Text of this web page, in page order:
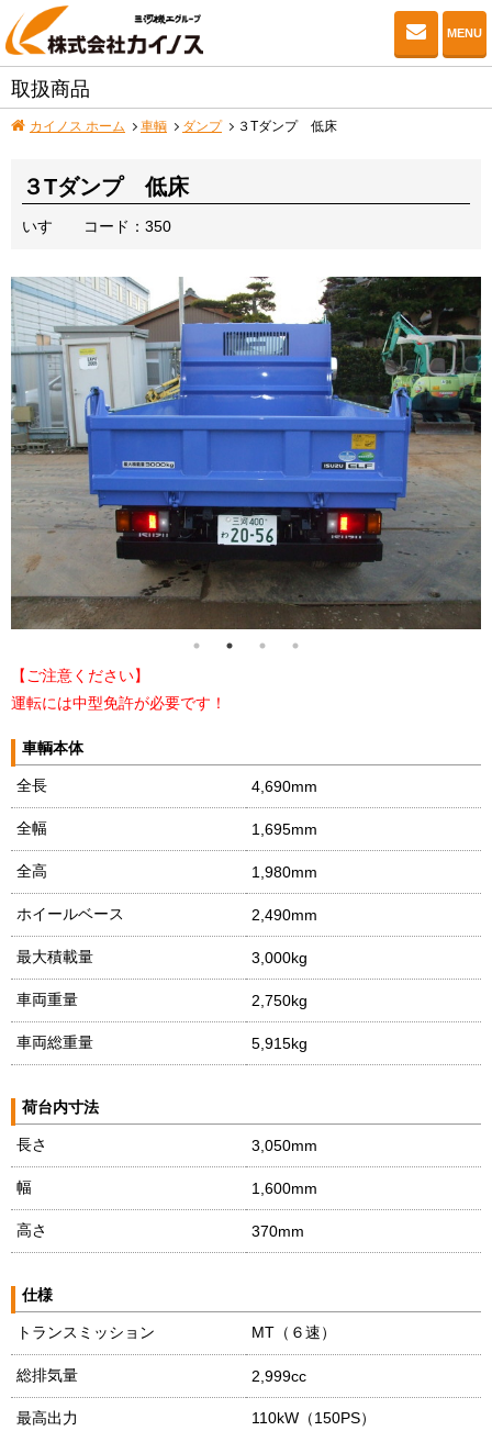
お問
MENU
取扱商品
カイノス ホーム 車輌 ダンプ ３Tダンプ 低床
３Tダンプ 低床
いすゞ コード：350
【ご注意ください】
運転には中型免許が必要です！
車輌本体
全長 4,690mm
全幅 1,695mm
全高 1,980mm
ホイールベース 2,490mm
最大積載量 3,000kg
車両重量 2,750kg
車両総重量 5,915kg
荷台内寸法
長さ 3,050mm
幅 1,600mm
高さ 370mm
仕様
トランスミッション MT（６速）
総排気量 2,999cc
最高出力 110kW（150PS）